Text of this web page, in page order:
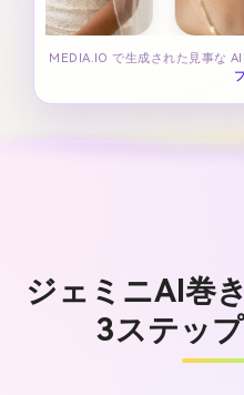
MEDIA.IO で生成された見事な
ジェミニAI巻
3ステッ